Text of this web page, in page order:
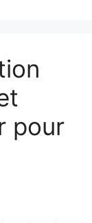
pour